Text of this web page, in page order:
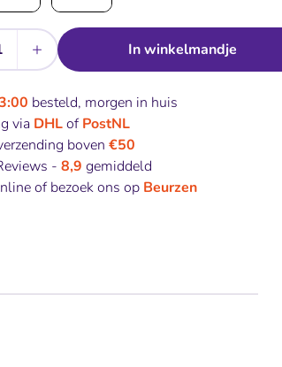
+ In winkelmandje
besteld, morgen in huis
via DHLofPostNL
boven €50
- 8,9 gemiddeld
of bezoek ons op Beurzen